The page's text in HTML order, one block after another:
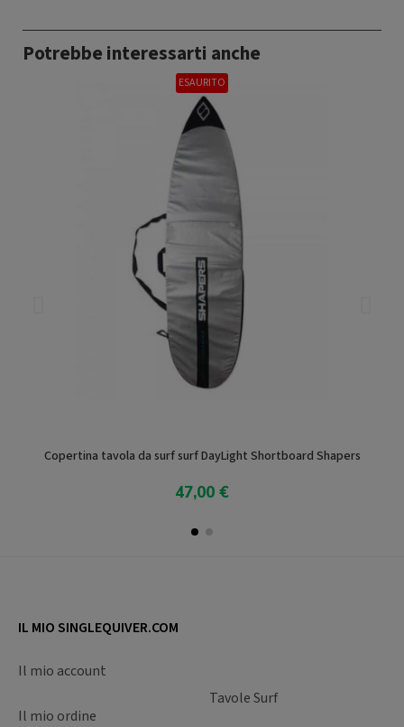
Potrebbe interessarti anche
ESAURITO
Copertina tavola da surf surf DayLight Shortboard Shapers
47,00 €
Aggiungi Al Carrello
IL MIO SINGLEQUIVER.COM
Il mio account
Il mio ordine
Tavole Surf